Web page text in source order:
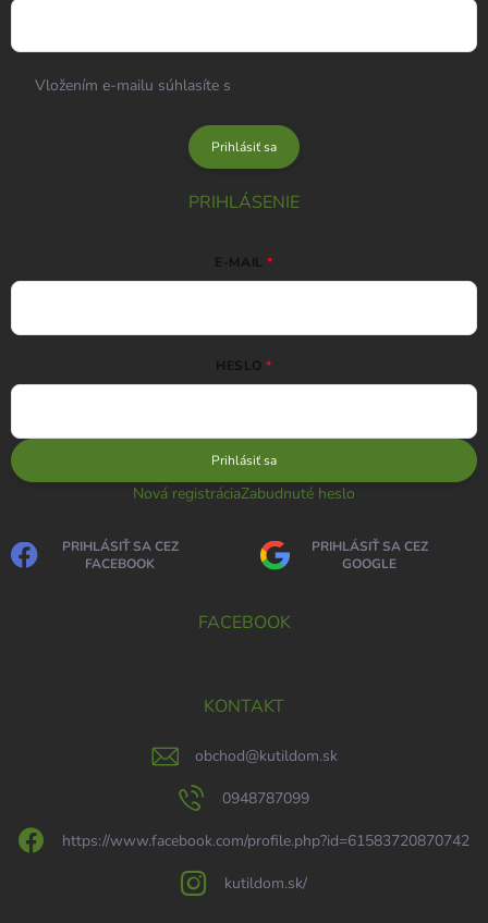
Vložením e-mailu súhlasíte s
Prihlásiť sa
PRIHLÁSENIE
E-MAIL
HESLO
Prihlásiť sa
Nová registráciaZabudnuté heslo
PRIHLÁSIŤ SA CEZ
FACEBOOK
PRIHLÁSIŤ SA CEZ
GOOGLE
FACEBOOK
KONTAKT
obchod@kutildom.sk
0948787099
https://www.facebook.com/profile.php?id=61583720870742
kutildom.sk/